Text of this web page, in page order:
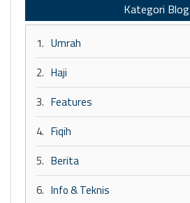
Kategori Blog
1. Umrah
2. Haji
3. Features
4. Fiqih
5. Berita
6. Info & Teknis